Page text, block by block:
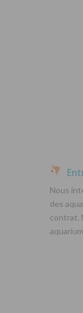
Nous
des
contrat.